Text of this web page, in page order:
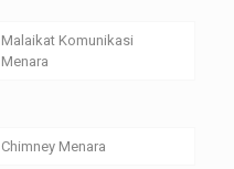
Malaikat Komunikasi
Menara
Chimney Menara